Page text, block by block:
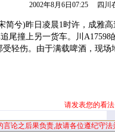
2002年8月6日07:25 四川
兮)昨日凌晨1时许，成雅高
尾撞上另一货车。川
轻伤。由于满载啤酒，现
请发表您的看
言论之后果负责,故请各位遵纪守